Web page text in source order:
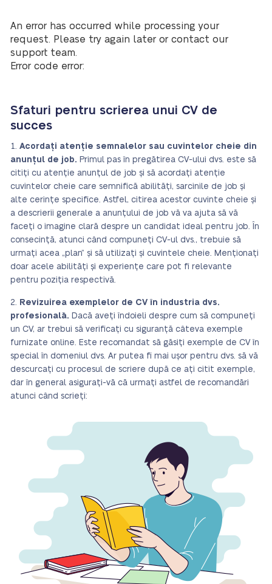
An error has occurred while processing your
request. Please try again later or contact our
support team.
Error code error:
Sfaturi pentru scrierea unui CV de
succes
Acordați atenție semnalelor sau cuvintelor cheie din
anunțul de job. Primul pas în pregătirea CV-ului dvs. este să
citiți cu atenție anunțul de job și să acordați atenție
cuvintelor cheie care semnifică abilități, sarcinile de job și
alte cerințe specifice. Astfel, citirea acestor cuvinte cheie și
a descrierii generale a anunțului de job vă va ajuta să vă
faceți o imagine clară despre un candidat ideal pentru job. În
consecință, atunci când compuneți CV-ul dvs., trebuie să
urmați acea „plan” și să utilizați și cuvintele cheie. Menționați
doar acele abilități și experiențe care pot fi relevante
pentru poziția respectivă.
Revizuirea exemplelor de CV în industria dvs.
profesională. Dacă aveți îndoieli despre cum să compuneți
un CV, ar trebui să verificați cu siguranță câteva exemple
furnizate online. Este recomandat să găsiți exemple de CV în
special în domeniul dvs. Ar putea fi mai ușor pentru dvs. să vă
descurcați cu procesul de scriere după ce ați citit exemple,
dar în general asigurați-vă că urmați astfel de recomandări
atunci când scrieți: